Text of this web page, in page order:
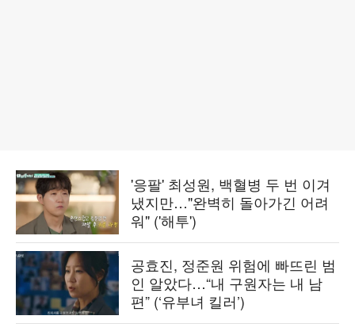
'응팔' 최성원, 백혈병 두 번 이겨
냈지만…"완벽히 돌아가긴 어려
워" ('해투')
공효진, 정준원 위험에 빠뜨린 범
인 알았다…“내 구원자는 내 남
편” (‘유부녀 킬러’)